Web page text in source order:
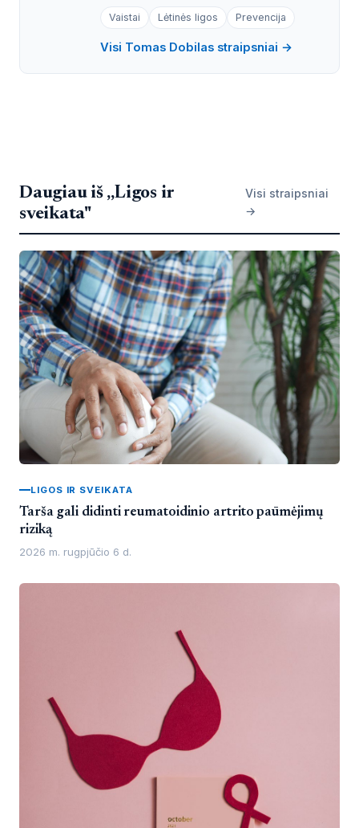
Vaistai Lėtinės ligos Prevencija
Visi Tomas Dobilas straipsniai →
Daugiau iš „Ligos ir
sveikata"
Visi straipsniai
→
LIGOS IR SVEIKATA
Tarša gali didinti reumatoidinio artrito paūmėjimų
riziką
2026 m. rugpjūčio 6 d.